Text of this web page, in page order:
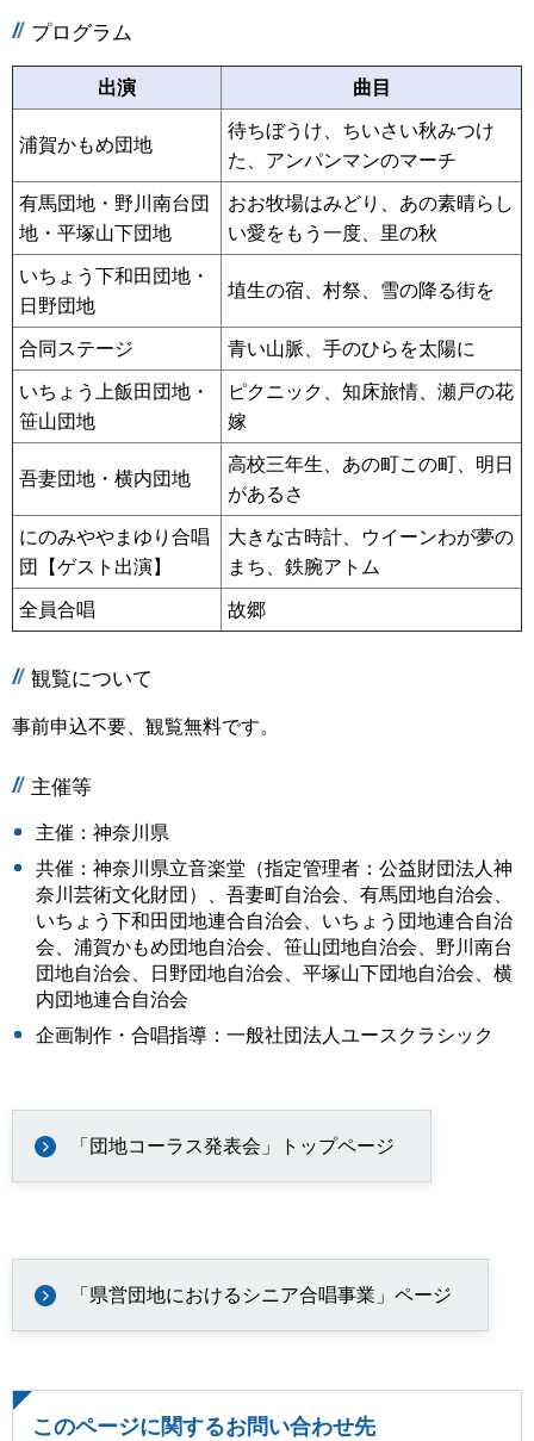
プログラム
出演 曲目
浦賀かもめ団地
待ちぼうけ、ちいさい秋みつけ
た、アンパンマンのマーチ
有馬団地・野川南台団
地・平塚山下団地
おお牧場はみどり、あの素晴らし
い愛をもう一度、里の秋
いちょう下和田団地・
日野団地
埴生の宿、村祭、雪の降る街を
合同ステージ 青い山脈、手のひらを太陽に
いちょう上飯田団地・
笹山団地
ピクニック、知床旅情、瀬戸の花
嫁
吾妻団地・横内団地
高校三年生、あの町この町、明日
があるさ
にのみややまゆり合唱
団【ゲスト出演】
大きな古時計、ウイーンわが夢の
まち、鉄腕アトム
全員合唱 故郷
観覧について
事前申込不要、観覧無料です。
主催等
主催：神奈川県
共催：神奈川県立音楽堂（指定管理者：公益財団法人神
奈川芸術文化財団）、吾妻町自治会、有馬団地自治会、
いちょう下和田団地連合自治会、いちょう団地連合自治
会、浦賀かもめ団地自治会、笹山団地自治会、野川南台
団地自治会、日野団地自治会、平塚山下団地自治会、横
内団地連合自治会
企画制作・合唱指導：一般社団法人ユースクラシック
「団地コーラス発表会」トップページ
「県営団地におけるシニア合唱事業」ページ
このページに関するお問い合わせ先